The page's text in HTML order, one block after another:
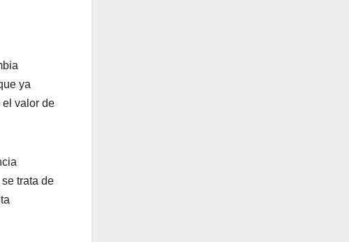
ya
el valor de
trata de